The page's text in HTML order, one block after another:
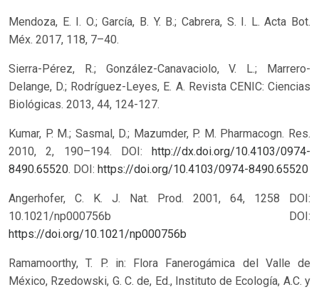
Mendoza, E. I. O.; García, B. Y. B.; Cabrera, S. I. L. Acta Bot.
Méx. 2017, 118, 7–40.
Sierra-Pérez, R.; González-Canavaciolo, V. L.; Marrero-
Delange, D.; Rodríguez-Leyes, E. A. Revista CENIC: Ciencias
Biológicas. 2013, 44, 124-127.
Kumar, P. M.; Sasmal, D.; Mazumder, P. M. Pharmacogn. Res.
2010, 2, 190–194. DOI: http://dx.doi.org/10.4103/0974-
8490.65520. DOI: https://doi.org/10.4103/0974-8490.65520
Angerhofer, C. K. J. Nat. Prod. 2001, 64, 1258 DOI:
10.1021/np000756b DOI:
https://doi.org/10.1021/np000756b
Ramamoorthy, T. P. in: Flora Fanerogámica del Valle de
México, Rzedowski, G. C. de, Ed., Instituto de Ecología, A.C. y